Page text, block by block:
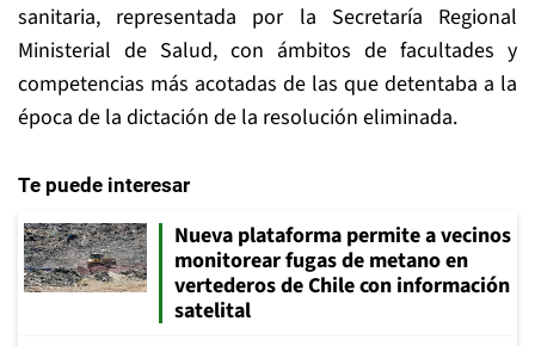
sanitaria, representada por la Secretaría Regional
Ministerial de Salud, con ámbitos de facultades y
competencias más acotadas de las que detentaba a la
época de la dictación de la resolución eliminada.
Te puede interesar
Nueva plataforma permite a vecinos
monitorear fugas de metano en
vertederos de Chile con información
satelital